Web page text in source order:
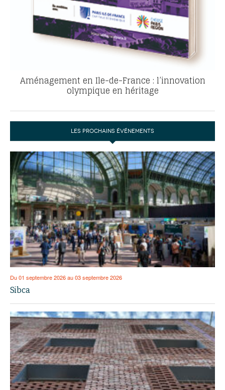
Aménagement en Ile-de-France : l’innovation
olympique en héritage
LES PROCHAINS ÉVÉNEMENTS
Du 01 septembre 2026 au 03 septembre 2026
Sibca